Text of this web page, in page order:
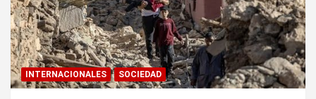
INTERNACIONALES SOCIEDAD